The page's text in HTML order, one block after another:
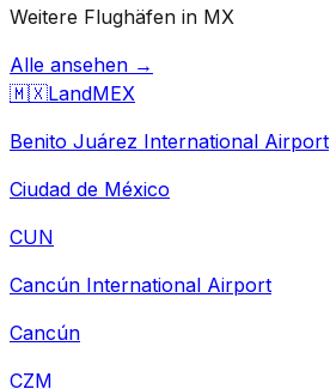
Weitere Flughäfen in MX
Alle ansehen →
🇲🇽LandMEX
Benito Juárez International Airport
Ciudad de México
CUN
Cancún International Airport
Cancún
CZM